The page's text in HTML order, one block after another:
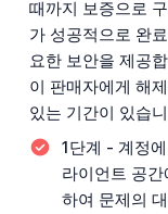
때까지 보증으로
가 성공적으로 완
요한 보안을 제공
이 판매자에게 해
있는 기간이 있습
1단계 - 계정
라이언트 공
하여 문제의